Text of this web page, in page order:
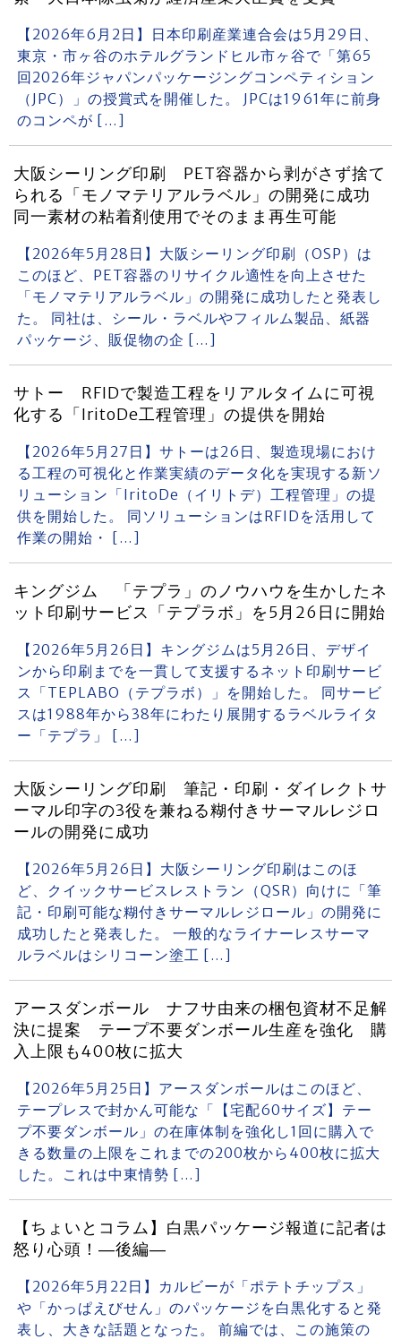
【2026年6月2日】日本印刷産業連合会は5月29日、
東京・市ヶ谷のホテルグランドヒル市ヶ谷で「第65
回2026年ジャパンパッケージングコンペティション
（JPC）」の授賞式を開催した。 JPCは1961年に前身
のコンペが […]
大阪シーリング印刷 PET容器から剥がさず捨て
られる「モノマテリアルラベル」の開発に成功
同一素材の粘着剤使用でそのまま再生可能
【2026年5月28日】大阪シーリング印刷（OSP）は
このほど、PET容器のリサイクル適性を向上させた
「モノマテリアルラベル」の開発に成功したと発表し
た。 同社は、シール・ラベルやフィルム製品、紙器
パッケージ、販促物の企 […]
サトー RFIDで製造工程をリアルタイムに可視
化する「IritoDe工程管理」の提供を開始
【2026年5月27日】サトーは26日、製造現場におけ
る工程の可視化と作業実績のデータ化を実現する新ソ
リューション「IritoDe（イリトデ）工程管理」の提
供を開始した。 同ソリューションはRFIDを活用して
作業の開始・ […]
キングジム 「テプラ」のノウハウを生かしたネ
ット印刷サービス「テプラボ」を5月26日に開始
【2026年5月26日】キングジムは5月26日、デザイ
ンから印刷までを一貫して支援するネット印刷サービ
ス「TEPLABO（テプラボ）」を開始した。 同サービ
スは1988年から38年にわたり展開するラベルライタ
ー「テプラ」 […]
大阪シーリング印刷 筆記・印刷・ダイレクトサ
ーマル印字の3役を兼ねる糊付きサーマルレジロ
ールの開発に成功
【2026年5月26日】大阪シーリング印刷はこのほ
ど、クイックサービスレストラン（QSR）向けに「筆
記・印刷可能な糊付きサーマルレジロール」の開発に
成功したと発表した。 一般的なライナーレスサーマ
ルラベルはシリコーン塗工 […]
アースダンボール ナフサ由来の梱包資材不足解
決に提案 テープ不要ダンボール生産を強化 購
入上限も400枚に拡大
【2026年5月25日】アースダンボールはこのほど、
テープレスで封かん可能な「【宅配60サイズ】テー
プ不要ダンボール」の在庫体制を強化し1回に購入で
きる数量の上限をこれまでの200枚から400枚に拡大
した。これは中東情勢 […]
【ちょいとコラム】白黒パッケージ報道に記者は
怒り心頭！―後編―
【2026年5月22日】カルビーが「ポテトチップス」
や「かっぱえびせん」のパッケージを白黒化すると発
表し、大きな話題となった。 前編では、この施策の